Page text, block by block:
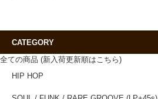
CATEGORY
全ての商品 (新入荷更新順はこちら)
HIP HOP